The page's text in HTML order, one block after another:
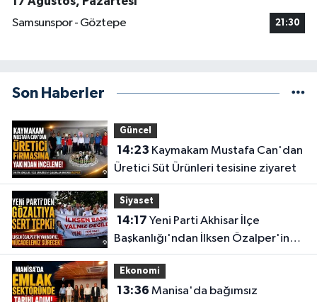
Samsunspor - Göztepe
21:30
Son Haberler
Güncel
14:23
Üretici Süt Ürünleri tesisine ziyaret
Siyaset
14:17
Başkanlığı'ndan İlksen Özalper'in
gözaltına alınmasına tepki
Ekonomi
13:36